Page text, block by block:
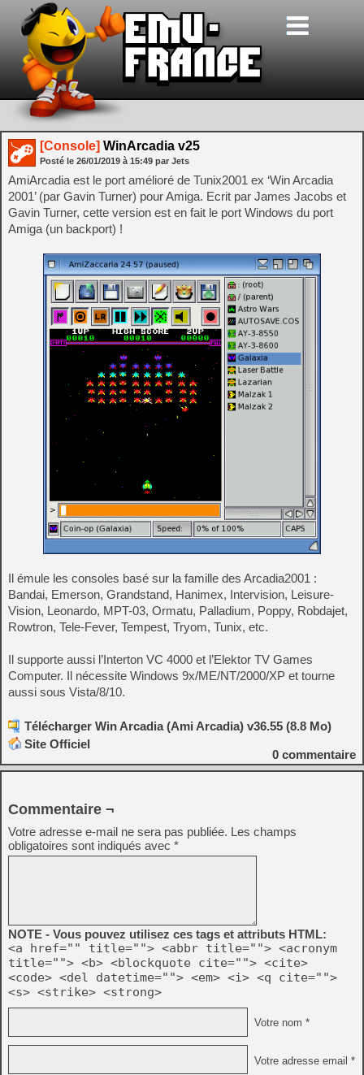
[Console] WinArcadia v25
Posté le 26/01/2019 à 15:49 par Jets
AmiArcadia est le port amélioré de Tunix2001 ex ‘Win Arcadia
2001’ (par Gavin Turner) pour Amiga. Ecrit par James Jacobs et
Gavin Turner, cette version est en fait le port Windows du port
Amiga (un backport) !
Il émule les consoles basé sur la famille des Arcadia2001 :
Bandai, Emerson, Grandstand, Hanimex, Intervision, Leisure-
Vision, Leonardo, MPT-03, Ormatu, Palladium, Poppy, Robdajet,
Rowtron, Tele-Fever, Tempest, Tryom, Tunix, etc.
Il supporte aussi l’Interton VC 4000 et l’Elektor TV Games
Computer. Il nécessite Windows 9x/ME/NT/2000/XP et tourne
aussi sous Vista/8/10.
Télécharger Win Arcadia (Ami Arcadia) v36.55 (8.8 Mo)
Site Officiel
0 commentaire
Commentaire ¬
Votre adresse e-mail ne sera pas publiée. Les champs
obligatoires sont indiqués avec *
NOTE - Vous pouvez utilisez ces tags et attributs HTML:
<a href="" title=""> <abbr title=""> <acronym
title=""> <b> <blockquote cite=""> <cite>
<code> <del datetime=""> <em> <i> <q cite="">
<s> <strike> <strong>
Votre nom *
Votre adresse email *